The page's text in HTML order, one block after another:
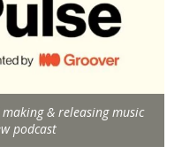
& releasing music
podcast